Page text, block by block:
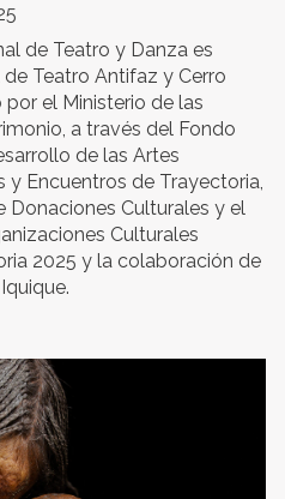
de Teatro y Danza es
Teatro Antifaz y Cerro
el Ministerio de las
a través del Fondo
de las Artes
y Encuentros de Trayectoria,
Donaciones Culturales y el
Culturales
2025 y la colaboración de